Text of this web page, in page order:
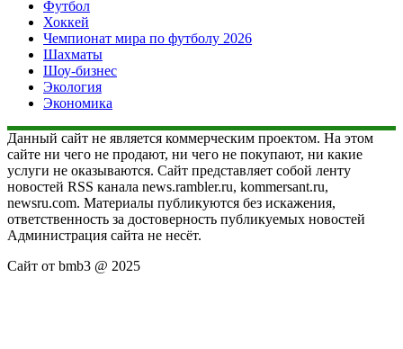
Футбол
Хоккей
Чемпионат мира по футболу 2026
Шахматы
Шоу-бизнес
Экология
Экономика
Данный сайт не является коммерческим проектом. На этом
сайте ни чего не продают, ни чего не покупают, ни какие
услуги не оказываются. Сайт представляет собой ленту
новостей RSS канала news.rambler.ru, kommersant.ru,
newsru.com. Материалы публикуются без искажения,
ответственность за достоверность публикуемых новостей
Администрация сайта не несёт.
Сайт от bmb3 @ 2025